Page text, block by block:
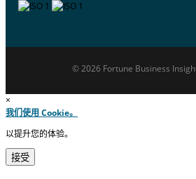
© 2026 Fortune Business
×
我们使用 Cookie。
以提升您的体验。
接受